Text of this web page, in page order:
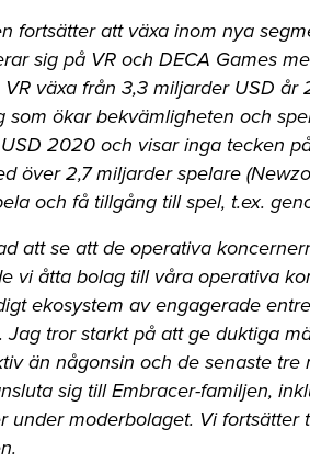
fortsätter att växa inom nya
sig på VR och DECA Games
växa från 3,3 miljarder USD
som ökar bekvämligheten och
2020 och visar inga tecken
över 2,7 miljarder spelare
och få tillgång till spel, t.ex.
att se att de operativa
vi åtta bolag till våra operativa
ekosystem av engagerade
Jag tror starkt på att ge duktiga
än någonsin och de senaste
sig till Embracer-familjen,
under moderbolaget. Vi